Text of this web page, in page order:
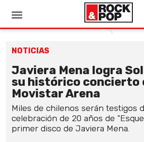
NOTICIAS
Javiera Mena logra
su histórico concierto
Movistar Arena
Miles de chilenos serán testigos
celebración de 20 años de
primer disco de Javiera Mena.